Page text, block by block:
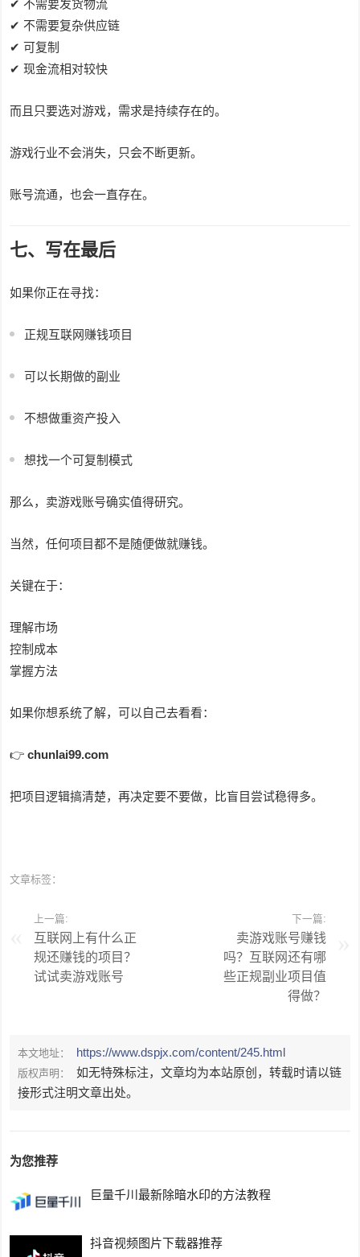
✔ 不需要发货物流
✔ 不需要复杂供应链
✔ 可复制
✔ 现金流相对较快
而且只要选对游戏，需求是持续存在的。
游戏行业不会消失，只会不断更新。
账号流通，也会一直存在。
七、写在最后
如果你正在寻找：
正规互联网赚钱项目
可以长期做的副业
不想做重资产投入
想找一个可复制模式
那么，卖游戏账号确实值得研究。
当然，任何项目都不是随便做就赚钱。
关键在于：
理解市场
控制成本
掌握方法
如果你想系统了解，可以自己去看看：
👉chunlai99.com
把项目逻辑搞清楚，再决定要不要做，比盲目尝试稳得多。
文章标签：
上一篇:
互联网上有什么正
规还赚钱的项目？
试试卖游戏账号
下一篇:
卖游戏账号赚钱
吗？互联网还有哪
些正规副业项目值
得做？
本文地址： https://www.dspjx.com/content/245.html
版权声明：
如无特殊标注，文章均为本站原创，转载时请以链
接形式注明文章出处。
为您推荐
巨量千川最新除暗水印的方法教程
抖音视频图片下载器推荐